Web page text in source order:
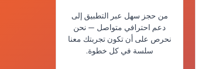
من حجز سهل عبر التطبيق إلى
دعم احترافي متواصل — نحن
نحرص على أن تكون تجربتك معنا
سلسة في كل خطوة.